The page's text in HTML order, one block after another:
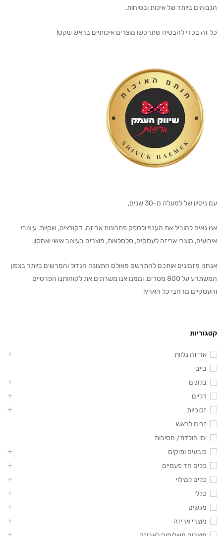
הגבוהים ביותר של איכות ובטיחות.
כל זה בכדי להבטיח שתרכשו מוצרים איכותיים בראש שקט!
עם ניסיון של למעלה מ-30 שנים,
אנו גאים להוביל את הענף ולספק פתרונות אריזה, דקורציה, שקיות, עיצובי
אירועים, מוצרי אריזה לעסקים, סלסלאות, מוצרים בעיצוב אישי ואחסון.
אנחנו מזמינים אותכם להתרשם מאולם התצוגה הגדול והמרשים ביותר בצפון
המשתרע על 800 מטרים, וממנו אנו משרתים את לקוחותנו הפרטיים
והעסקיים מרחבי כל הארץ!
קטגוריות
אריזה נלוות
בייבי
בלונים
דליים
זכוכיות
זרים לראש
ימי הולדת/ מסיבות
כובעים ותיקים
כלים חד פעמיים
כלים למילוי
כללי
מגשים
מוצרי אריזה